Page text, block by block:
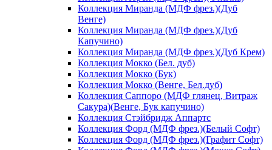
Коллекция Миранда (МДФ фрез.)(Дуб
Венге)
Коллекция Миранда (МДФ фрез.)(Дуб
Капучино)
Коллекция Миранда (МДФ фрез.)(Дуб Крем)
Коллекция Мокко (Бел. дуб)
Коллекция Мокко (Бук)
Коллекция Мокко (Венге, Бел.дуб)
Коллекция Саппоро (МДФ глянец, Витраж
Сакура)(Венге, Бук капучино)
Коллекция Стэйбридж Аппартс
Коллекция Форд (МДФ фрез.)(Белый Софт)
Коллекция Форд (МДФ фрез.)(Графит Софт)